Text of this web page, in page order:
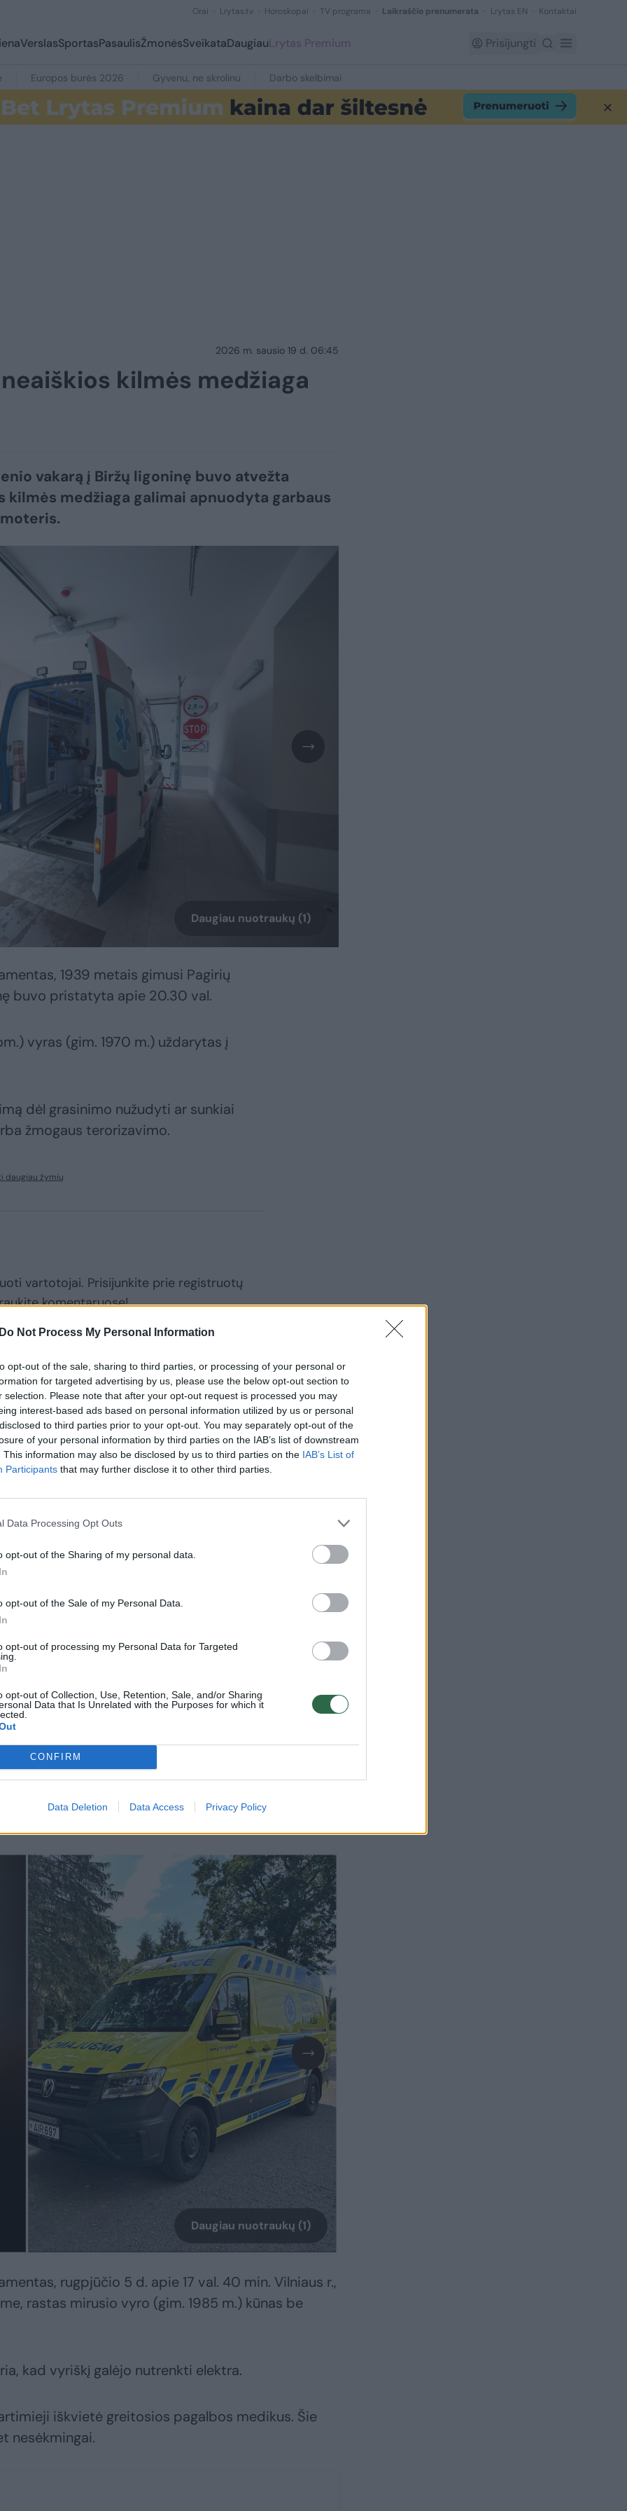
Do Not Process My Personal Information
opt-out of the sale, sharing to third parties, or processing of your personal or
for targeted advertising by us, please use the below opt-out section to
selection. Please note that after your opt-out request is processed you may
interest-based ads based on personal information utilized by us or personal
to third parties prior to your opt-out. You may separately opt-out of the
of your personal information by third parties on the IAB’s list of downstream
This information may also be disclosed by us to third parties on the IAB’s List of
Participants that may further disclose it to other third parties.
Data Processing Opt Outs
opt-out of the Sharing of my personal data.
opt-out of the Sale of my Personal Data.
opt-out of processing my Personal Data for Targeted
opt-out of Collection, Use, Retention, Sale, and/or Sharing
Data that Is Unrelated with the Purposes for which it
CONFIRM
Data Deletion Data Access Privacy Policy
Orai Lrytas.tv Horoskopai TV programa Laikraščio prenumerata Lrytas EN Kontaktai
VerslasSportasPasaulisŽmonėsSveikataDaugiauLrytas Premium Prisijungti
Europos burės 2026 Gyvenu, ne skrolinu Darbo skelbimai
2026 m. sausio 19 d. 06:45
kilmės medžiaga
vakarą į Biržų ligoninę buvo atvežta
kilmės medžiaga galimai apnuodyta garbaus
Daugiau nuotraukų (1)
1939 metais gimusi Pagirių
buvo pristatyta apie 20.30 val.
vyras (gim. 1970 m.) uždarytas į
dėl grasinimo nužudyti ar sunkiai
žmogaus terorizavimo.
daugiau žymių
vartotojai. Prisijunkite prie registruotų
komentaruose!
2026 m. rugpjūčio 6 d. 06:29
vyrą – greitosios
padėti niekas
policijos pareigūnai aiškinasi aplinkybes
kuomet elektra galėjo nutrenkti 41 metų
pagalbos medikai vyriškį dar bandė
Daugiau nuotraukų (1)
rugpjūčio 5 d. apie 17 val. 40 min. Vilniaus r.,
rastas mirusio vyro (gim. 1985 m.) kūnas be
kad vyriškį galėjo nutrenkti elektra.
iškvietė greitosios pagalbos medikus. Šie
nesėkmingai.